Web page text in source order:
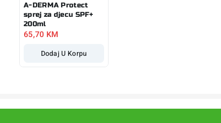
A-DERMA Protect
sprej za djecu SPF+
200ml
65,70 KM
Dodaj U Korpu